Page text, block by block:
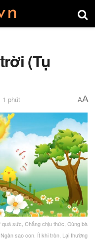
(Tụ
1 phút AA
quá sức, Chẳng chịu thức, Cùng bà
sao con. Ít khi tròn, Lại thường